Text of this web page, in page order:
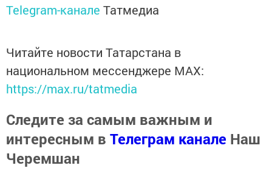
Telegram-канале Татмедиа
Читайте новости Татарстана в
национальном мессенджере MАХ:
https://max.ru/tatmedia
Следите за самым важным и
интересным в Телеграм канале Наш
Черемшан